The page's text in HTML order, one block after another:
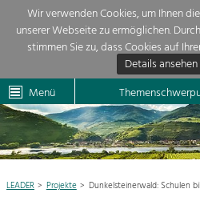
Wir verwenden Cookies, um Ihnen
unserer Webseite zu ermöglichen.
stimmen Sie zu, dass Cookies auf
Details ansehen
Dunkelsteinerwald
Menü
Aktuelles
Region
Projekte
Themenübersicht
Die Regionalentwicklung in unserer
geben wir hier eine Übersicht über
mehr Informationen einfach das
Projekte in diesem Kontext angezeigt.
Natur- &
LEADER Projekte Dunkelsteinerwald: Schulen